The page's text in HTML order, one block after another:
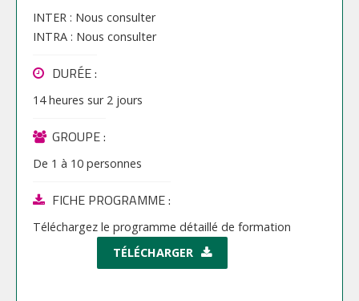
INTER : Nous consulter
INTRA : Nous consulter
DURÉE :
14 heures sur 2 jours
GROUPE :
De 1 à 10 personnes
FICHE PROGRAMME :
Téléchargez le programme détaillé de formation
TÉLÉCHARGER